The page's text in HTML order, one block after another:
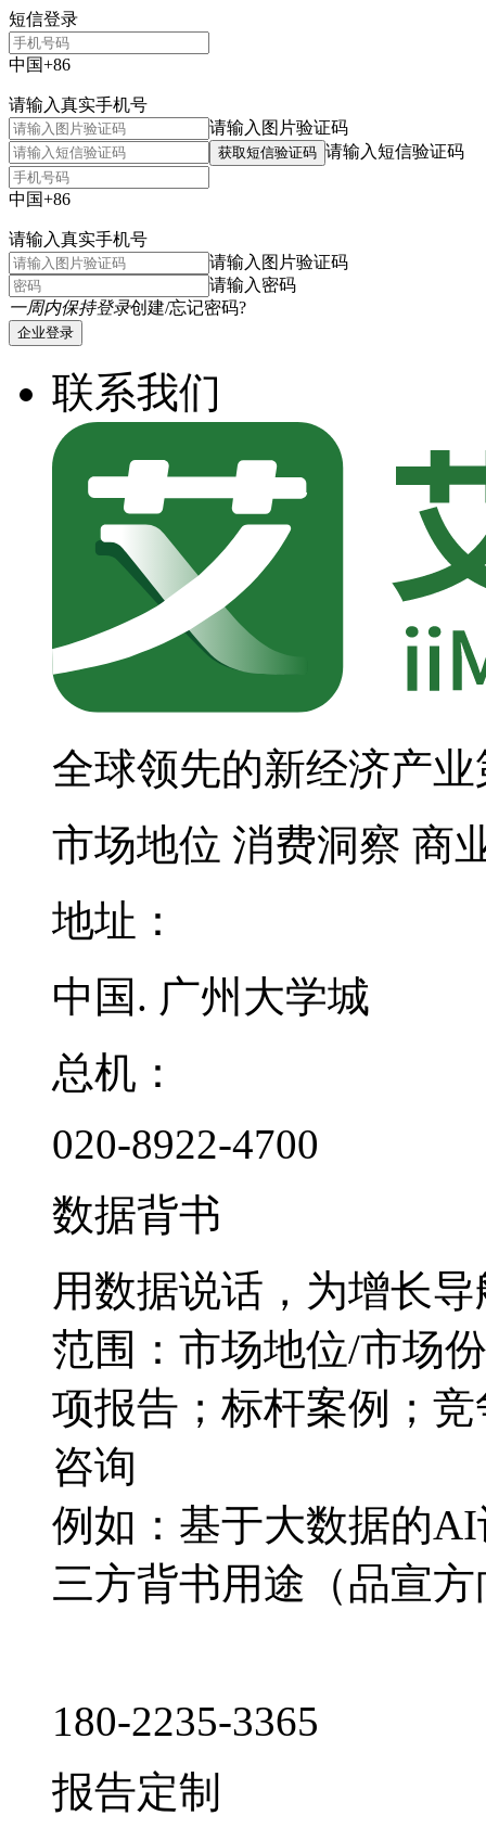
短信登录
中国+86
请输入真实手机号
请输入图片验证码
获取短信验证码 请输入短信验证码
中国+86
请输入真实手机号
请输入图片验证码
请输入密码
一周内保持登录创建/忘记密码?
企业登录
联系我们
全球领先的新经济产
市场地位 消费洞察 商
地址：
中国. 广州大学城
总机：
020-8922-4700
数据背书
用数据说话，为增长导
范围：市场地位/市场
项报告；标杆案例；
咨询
例如：基于大数据的
三方背书用途（品宣
180-2235-3365
报告定制